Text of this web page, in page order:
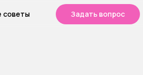
советы Задать вопрос